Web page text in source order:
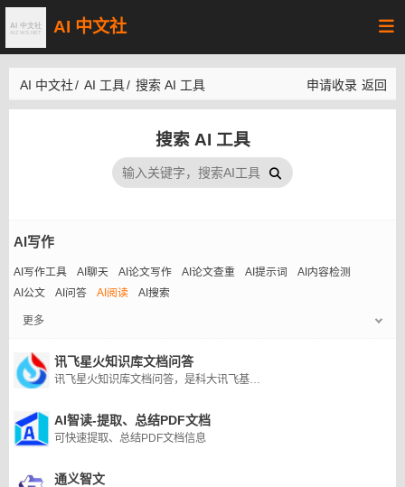
AI 中文社
AI 中文社/ AI 工具/ 搜索 AI 工具 申请收录 返回
搜索 AI 工具
AI写作
AI写作工具 AI聊天 AI论文写作 AI论文查重 AI提示词
AI内容检测
AI公文
AI问答 AI阅读 AI搜索
更多
讯飞星火知识库文档问答
讯飞星火知识库文档问答，是科大讯飞基于讯飞星火大模型和星火知识库搭建的文档问答服务，能够高效检索文档信息，准确回答专业问题。
AI智读-提取、总结PDF文档
可快速提取、总结PDF文档信息
通义智文